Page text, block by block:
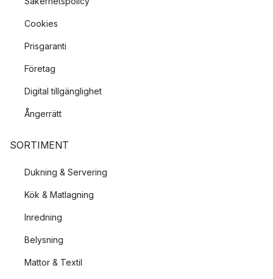
Cookies
Prisgaranti
Företag
Digital tillgänglighet
Ångerrätt
SORTIMENT
Dukning & Servering
Kök & Matlagning
Inredning
Belysning
Mattor & Textil